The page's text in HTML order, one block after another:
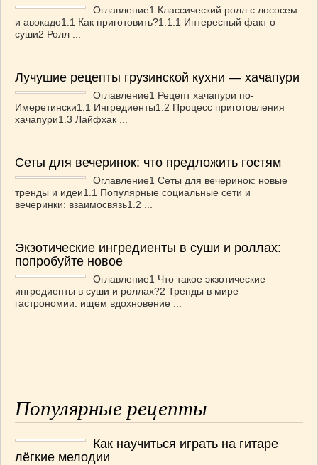
Оглавление1 Классический ролл с лососем
и авокадо1.1 Как приготовить?1.1.1 Интересный факт о
суши2 Ролл ...
Лучушие рецепты грузинской кухни — хачапури
Оглавление1 Рецепт хачапури по-
Имеретински1.1 Ингредиенты1.2 Процесс приготовления
хачапури1.3 Лайфхак ...
Сеты для вечеринок: что предложить гостям
Оглавление1 Сеты для вечеринок: новые
тренды и идеи1.1 Популярные социальные сети и
вечеринки: взаимосвязь1.2 ...
Экзотические ингредиенты в суши и роллах:
попробуйте новое
Оглавление1 Что такое экзотические
ингредиенты в суши и роллах?2 Тренды в мире
гастрономии: ищем вдохновение ...
Популярные рецепты
Как научиться играть на гитаре
лёгкие мелодии